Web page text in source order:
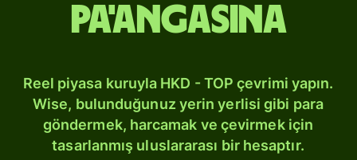
pa'angasına
Reel piyasa kuruyla HKD - TOP çevrimi yapın.
Wise, bulunduğunuz yerin yerlisi gibi para
göndermek, harcamak ve çevirmek için
tasarlanmış uluslararası bir hesaptır.